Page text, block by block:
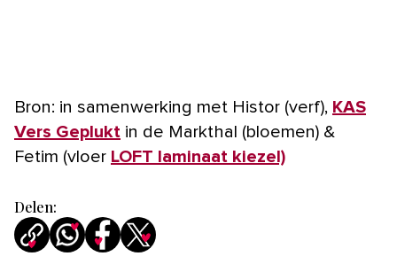
Bron: in samenwerking met Histor (verf), KAS
Vers Geplukt in de Markthal (bloemen) &
Fetim (vloer LOFT laminaat kiezel)
Delen: